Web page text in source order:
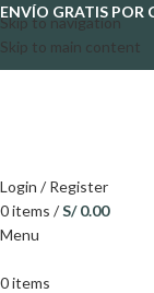
Skip to navigation
Skip to main content
ENVÍO GRATIS POR
Login / Register
0items /S/0.00
Menu
0items